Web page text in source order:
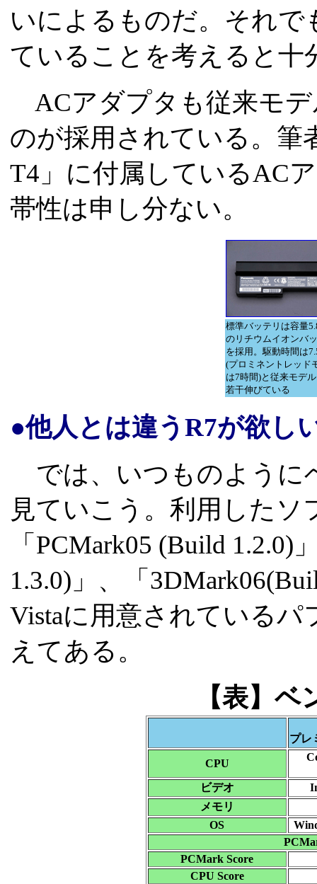
いによるものだ。それで
ていることを考えると十
ACアダプタも従来モ
のが採用されている。筆
T4」に付属しているAC
帯性は申し分ない。
標準バッテリは容量
のリチウムイオンバ
を採用。駆動時間は
(プロミネントレッド
は7時間)と従来モデ
若干伸びている
●他人とは違うR7が欲し
では、いつものように
見ていこう。利用したソ
「PCMark05 (Build 1.2.0)
1.3.0)」、「
Vistaに用意されている
えてある。
【表】
プレ
CPU
ビデオ
メモリ
OS
PCMark Score
CPU Score